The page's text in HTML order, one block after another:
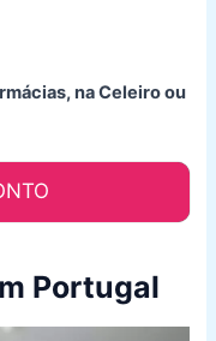
na Celeiro ou
Portugal